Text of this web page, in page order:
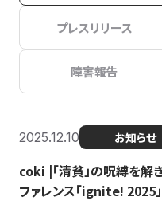
プレスリリース
障害報告
2025.12.10 お知らせ
coki |「清貧」の呪縛を
ファレンス「ignite! 2025